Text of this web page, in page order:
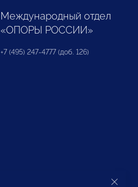
Международный отдел
«ОПОРЫ РОССИИ»
+7 (495) 247-4777 (доб. 126)